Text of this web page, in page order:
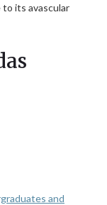
to its avascular
and